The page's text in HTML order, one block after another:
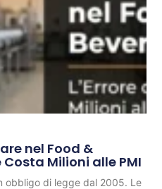
nel Food &
Costa Milioni alle PMI
obbligo di legge dal 2005. Le